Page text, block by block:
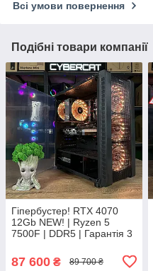
Всі умови повернення
Подібні товари компанії
Гіпербустер! RTX 4070
12Gb NEW! | Ryzen 5
7500F | DDR5 | Гарантія 3
ПК від CyberCat
87 600 ₴ 89 700 ₴